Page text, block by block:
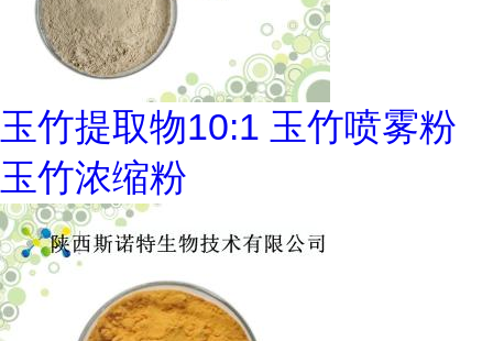
玉竹提取物10:1 玉竹喷雾粉
玉竹浓缩粉